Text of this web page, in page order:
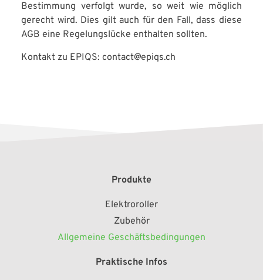
Bestimmung verfolgt wurde, so weit wie möglich
gerecht wird. Dies gilt auch für den Fall, dass diese
AGB eine Regelungslücke enthalten sollten.
Kontakt zu EPIQS: contact@epiqs.ch
Produkte
Elektroroller
Zubehör
Allgemeine Geschäftsbedingungen
Praktische Infos